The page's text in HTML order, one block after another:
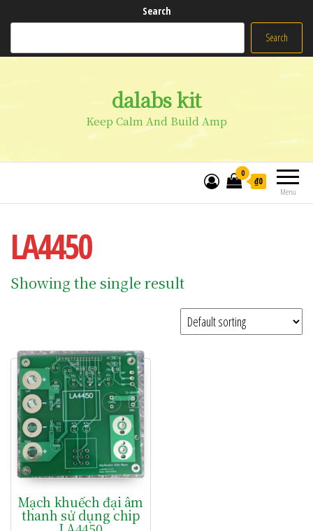
Search
Search
dalabs kit
Keep Calm And Build Amp
Menu
0
₫0
LA4450
Showing the single result
Mạch khuếch đại âm
thanh sử dụng chip